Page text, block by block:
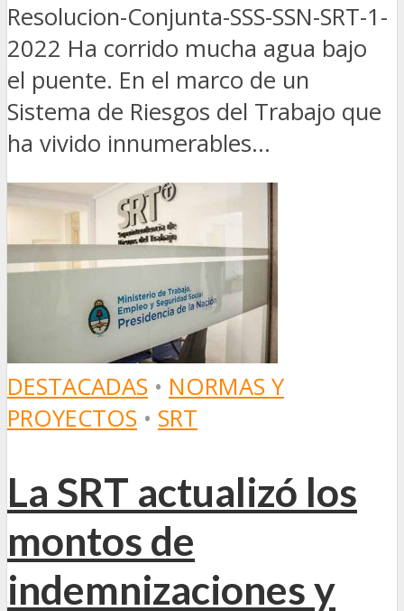
Resolucion-Conjunta-SSS-SSN-SRT-1-
2022 Ha corrido mucha agua bajo
el puente. En el marco de un
Sistema de Riesgos del Trabajo que
ha vivido innumerables...
DESTACADAS • NORMAS Y
PROYECTOS • SRT
La SRT actualizó los
montos de
indemnizaciones y